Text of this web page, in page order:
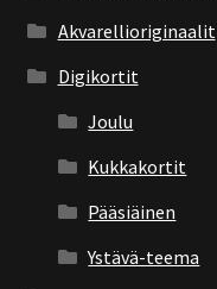
Akvarellioriginaalit
Digikortit
Joulu
Kukkakortit
Pääsiäinen
Ystävä-teema